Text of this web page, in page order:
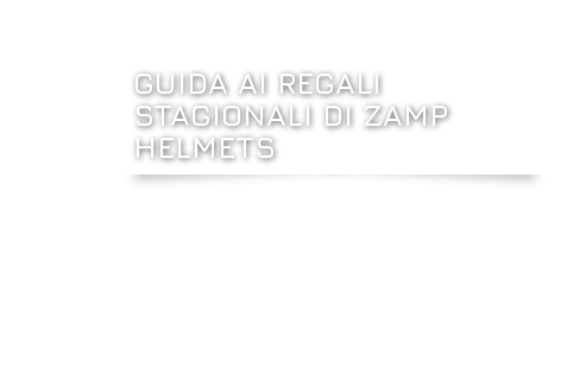
GUIDA AI REGALI
STAGIONALI DI ZAMP
HELMETS